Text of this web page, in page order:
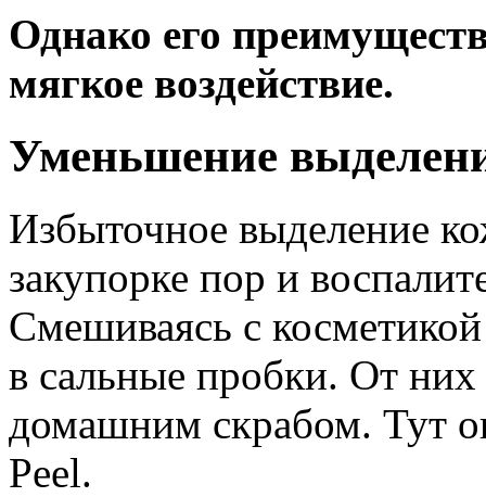
Однако его
мягкое воздействие.
Уменьшение
Избыточное выделение
закупорке пор и
Смешиваясь с
в сальные пробки. От них
домашним скрабом. Тут
Peel.